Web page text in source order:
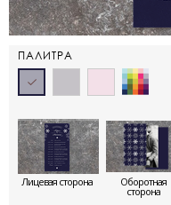
ПАЛИТРА
Лицевая сторона Оборотная
сторона